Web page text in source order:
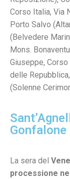
Corso Italia, Via
Porto Salvo
(Belvedere
Mons.
Giuseppe, Corso
delle
(Solenne
Gonfalone
La sera del
processione